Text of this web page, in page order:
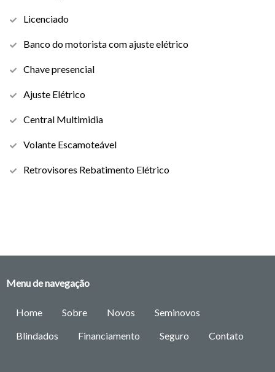
Licenciado
Banco do motorista com ajuste elétrico
Chave presencial
Ajuste Elétrico
Central Multimidia
Volante Escamoteável
Retrovisores Rebatimento Elétrico
Menu de navegação
Home Sobre Novos Seminovos
Blindados Financiamento Seguro Contato